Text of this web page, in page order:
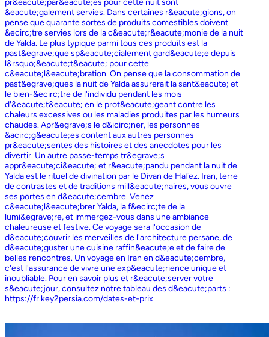
pr&eacute;par&eacute;es pour cette nuit sont
&eacute;galement servies. Dans certaines r&eacute;gions, on
pense que quarante sortes de produits comestibles doivent
&ecirc;tre servies lors de la c&eacute;r&eacute;monie de la nuit
de Yalda. Le plus typique parmi tous ces produits est la
past&egrave;que sp&eacute;cialement gard&eacute;e depuis
l&rsquo;&eacute;t&eacute; pour cette
c&eacute;l&eacute;bration. On pense que la consommation de
past&egrave;ques la nuit de Yalda assurerait la sant&eacute; et
le bien-&ecirc;tre de l'individu pendant les mois
d'&eacute;t&eacute; en le prot&eacute;geant contre les
chaleurs excessives ou les maladies produites par les humeurs
chaudes. Apr&egrave;s le d&icirc;ner, les personnes
&acirc;g&eacute;es content aux autres personnes
pr&eacute;sentes des histoires et des anecdotes pour les
divertir. Un autre passe-temps tr&egrave;s
appr&eacute;ci&eacute; et r&eacute;pandu pendant la nuit de
Yalda est le rituel de divination par le Divan de Hafez. Iran, terre
de contrastes et de traditions mill&eacute;naires, vous ouvre
ses portes en d&eacute;cembre. Venez
c&eacute;l&eacute;brer Yalda, la f&ecirc;te de la
lumi&egrave;re, et immergez-vous dans une ambiance
chaleureuse et festive. Ce voyage sera l'occasion de
d&eacute;couvrir les merveilles de l'architecture persane, de
d&eacute;guster une cuisine raffin&eacute;e et de faire de
belles rencontres. Un voyage en Iran en d&eacute;cembre,
c'est l'assurance de vivre une exp&eacute;rience unique et
inoubliable. Pour en savoir plus et r&eacute;server votre
s&eacute;jour, consultez notre tableau des d&eacute;parts :
https://fr.key2persia.com/dates-et-prix